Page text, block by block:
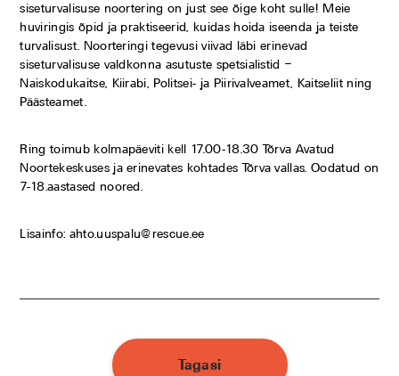
siseturvalisuse noortering on just see õige koht sulle! Meie
huviringis õpid ja praktiseerid, kuidas hoida iseenda ja teiste
turvalisust. Noorteringi tegevusi viivad läbi erinevad
siseturvalisuse valdkonna asutuste spetsialistid –
Naiskodukaitse, Kiirabi, Politsei- ja Piirivalveamet, Kaitseliit ning
Päästeamet.
Ring toimub kolmapäeviti kell 17.00-18.30 Tõrva Avatud
Noortekeskuses ja erinevates kohtades Tõrva vallas. Oodatud on
7-18.aastased noored.
Lisainfo: ahto.uuspalu@rescue.ee
Tagasi